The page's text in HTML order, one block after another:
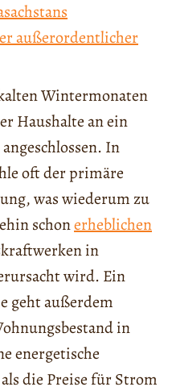
außerordentlicher
Wintermonaten
Haushalte an ein
In
oft der primäre
was wiederum zu
schonerheblichen
in
wird. Ein
geht außerdem
in
energetische
die Preise für Strom